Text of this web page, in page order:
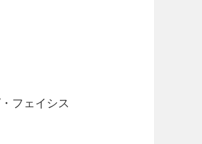
ェイシス